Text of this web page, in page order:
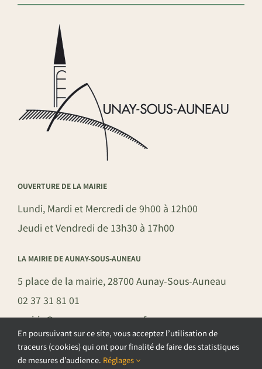
OUVERTURE DE LA MAIRIE
Lundi, Mardi et Mercredi de 9h00 à 12h00
Jeudi et Vendredi de 13h30 à 17h00
LA MAIRIE DE AUNAY-SOUS-AUNEAU
5 place de la mairie, 28700 Aunay-Sous-Auneau
02 37 31 81 01
mairie@aunay-sous-auneau.fr
En poursuivant sur ce site, vous acceptez l’utilisation de
traceurs (cookies) qui ont pour finalité de faire des statistiques
de mesures d’audience. Réglages